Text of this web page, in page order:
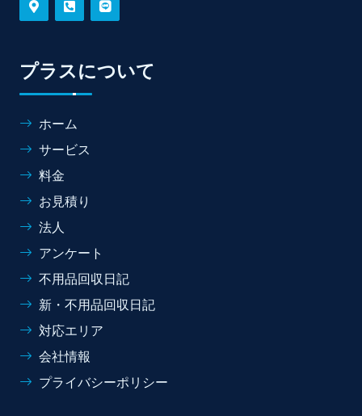
プラスについて
ホーム
サービス
料金
お見積り
法人
アンケート
不用品回収日記
新・不用品回収日記
対応エリア
会社情報
プライバシーポリシー